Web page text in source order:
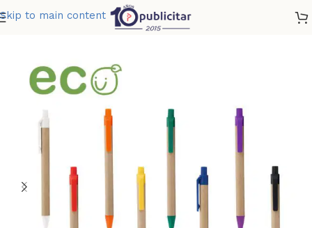
Skip to main content
BOLIGRAFO MISSISSIPPI